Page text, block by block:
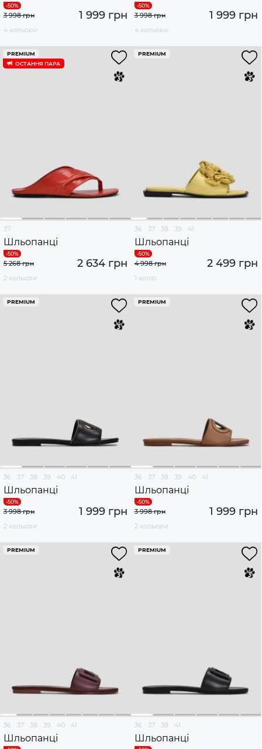
1 999 грн
3 998 грн
4 кольори
1 999 грн
3 998 грн
4 кольори
PREMIUM
ОСТАННЯ ПАРА
37
Шльопанці
2 634 грн
5 268 грн
2 кольори
PREMIUM
36 37 38 39 41
Шльопанці
2 499 грн
4 998 грн
1 колір
PREMIUM
36 37 38 39 40 41
Шльопанці
1 999 грн
3 998 грн
2 кольори
PREMIUM
36 37 38 39 40 41
Шльопанці
1 999 грн
3 998 грн
2 кольори
PREMIUM
36 37 38 39 40 41
Шльопанці
PREMIUM
36 37 38 41
Шльопанці